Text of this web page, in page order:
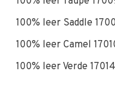
100% leer Saddle
100% leer Camel
100% leer Verde 17014